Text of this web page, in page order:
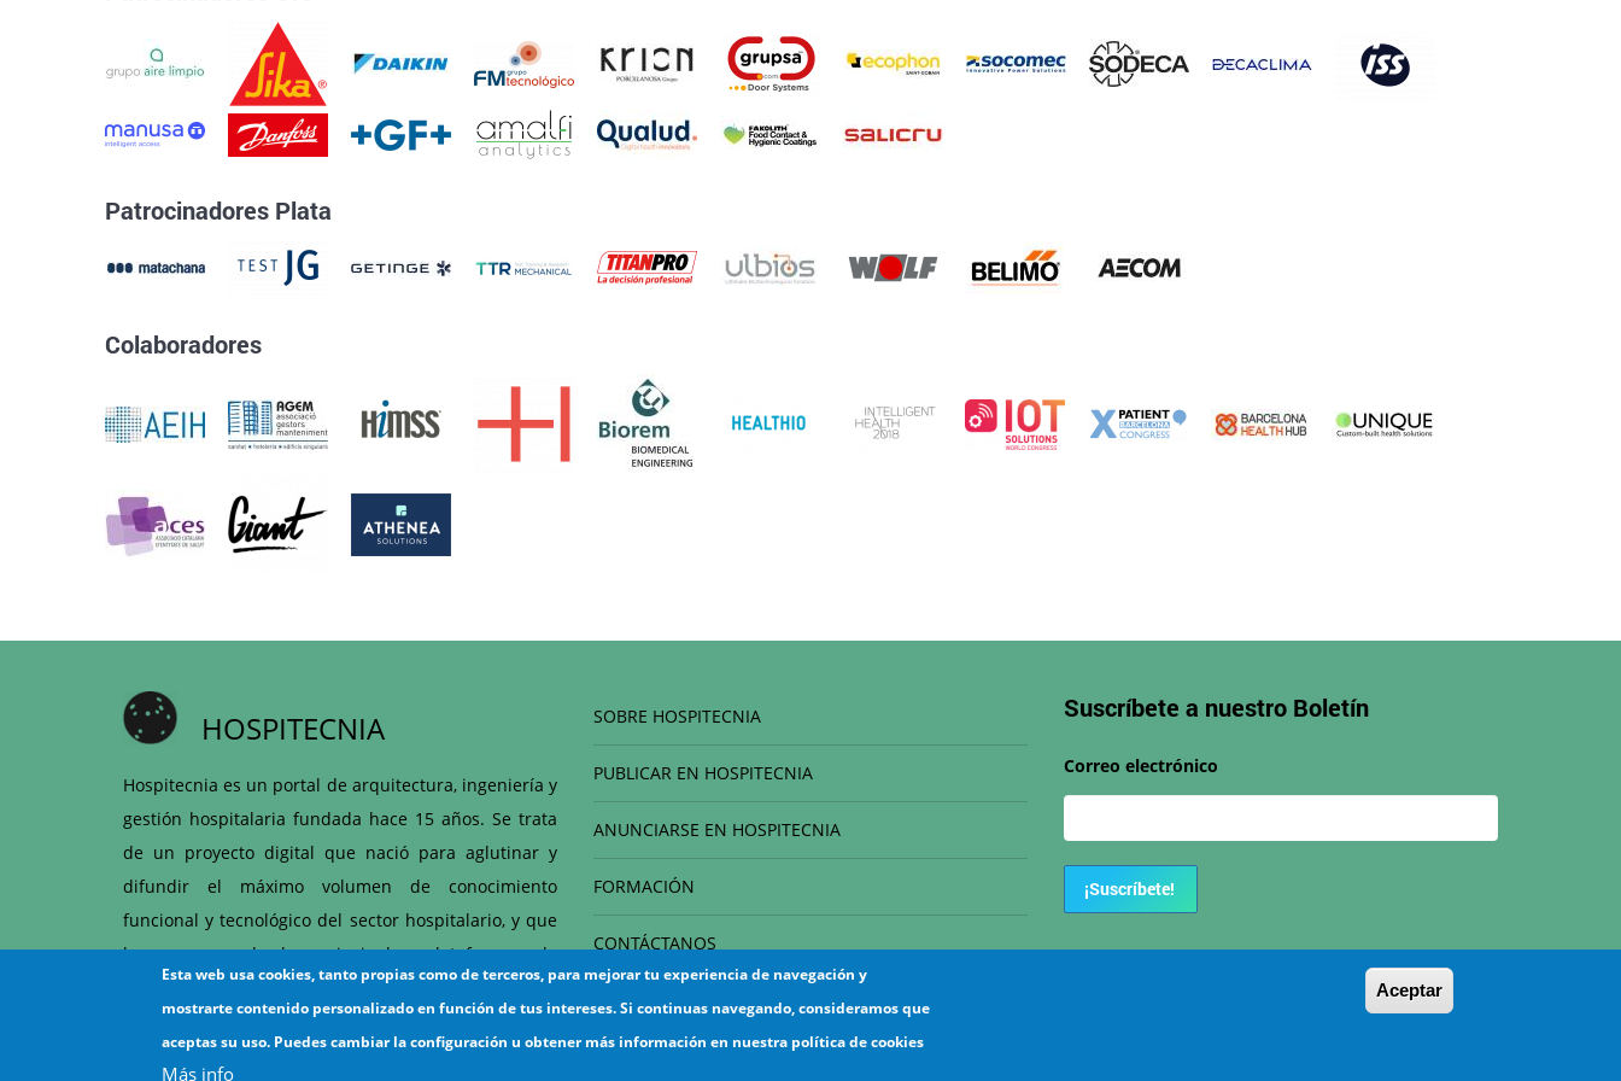
Patrocinadores Plata
Colaboradores
HOSPITECNIA
Hospitecnia es un portal de arquitectura, ingeniería y
gestión hospitalaria fundada hace 15 años. Se trata
de un proyecto digital que nació para aglutinar y
difundir el máximo volumen de conocimiento
funcional y tecnológico del sector hospitalario, y que
hoy es una de las principales plataformas de
articulación entre hospitales y proveedores del
SOBRE HOSPITECNIA
PUBLICAR EN HOSPITECNIA
ANUNCIARSE EN HOSPITECNIA
FORMACIÓN
CONTÁCTANOS
Suscríbete a nuestro Boletín
Correo electrónico
¡Suscríbete!
Esta web usa cookies, tanto propias como de terceros, para mejorar tu experiencia de navegación y
mostrarte contenido personalizado en función de tus intereses. Si continuas navegando, consideramos que
aceptas su uso. Puedes cambiar la configuración u obtener más información en nuestra política de cookies
Más info
Aceptar